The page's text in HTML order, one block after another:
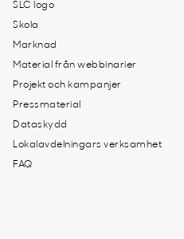
SLC logo
Skola
Marknad
Material från webbinarier
Projekt och kampanjer
Pressmaterial
Dataskydd
Lokalavdelningars verksamhet
FAQ